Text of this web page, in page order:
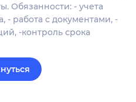
Обязанности: - учета
- работа с документами, -
-контроль срока